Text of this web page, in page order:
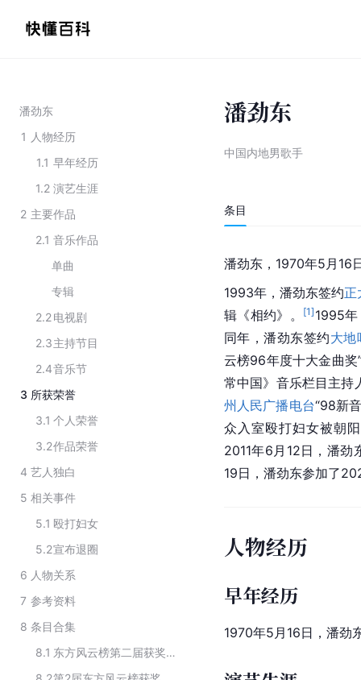
潘劲东
1 人物经历
1.1 早年经历
1.2 演艺生涯
2 主要作品
2.1 音乐作品
单曲
专辑
2.2电视剧
2.3主持节目
2.4音乐节
3 所获荣誉
3.1 个人荣誉
3.2作品荣誉
4 艺人独白
5 相关事件
5.1 殴打妇女
5.2宣布退圈
6 人物关系
7 参考资料
8 条目合集
8.1
东方风云榜第二届获奖名单
潘劲东
中国内地男歌手
条目
潘劲东，1970年5月16
1993年，潘劲东签约正
辑《相约》。
[1] 1995
同年，潘劲东签约大地
云榜96年度十大金曲
常中国》音乐栏目主持
州人民广播电台“98新
众入室殴打妇女被朝
2011年6月12日，潘劲
19日，潘劲东参加了
人物经历
早年经历
1970年5月16日，潘劲